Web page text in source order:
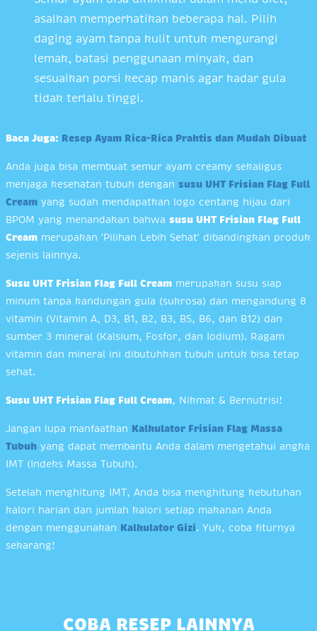
asalkan memperhatikan beberapa hal. Pilih
daging ayam tanpa kulit untuk mengurangi
lemak, batasi penggunaan minyak, dan
sesuaikan porsi kecap manis agar kadar gula
tidak terlalu tinggi.
Baca Juga: Resep Ayam Rica-Rica Praktis dan Mudah Dibuat
Anda juga bisa membuat semur ayam creamy sekaligus
menjaga kesehatan tubuh dengan susu UHT Frisian Flag Full
Cream yang sudah mendapatkan logo centang hijau dari
BPOM yang menandakan bahwa susu UHT Frisian Flag Full
Cream merupakan 'Pilihan Lebih Sehat' dibandingkan produk
sejenis lainnya.
Susu UHT Frisian Flag Full Cream merupakan susu siap
minum tanpa kandungan gula (sukrosa) dan mengandung 8
vitamin (Vitamin A, D3, B1, B2, B3, B5, B6, dan B12) dan
sumber 3 mineral (Kalsium, Fosfor, dan Iodium). Ragam
vitamin dan mineral ini dibutuhkan tubuh untuk bisa tetap
sehat.
Susu UHT Frisian Flag Full Cream, Nikmat & Bernutrisi!
Jangan lupa manfaatkan
Kalkulator Frisian Flag Massa
Tubuh yang dapat membantu Anda dalam mengetahui angka
IMT (Indeks Massa Tubuh).
Setelah menghitung IMT, Anda bisa menghitung kebutuhan
kalori harian dan jumlah kalori setiap makanan Anda
dengan menggunakan
Kalkulator Gizi. Yuk, coba fiturnya
sekarang!
COBA RESEP LAINNYA